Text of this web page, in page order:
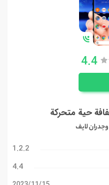
4.4
حية متحركة
لايف
1.2.2
4.4